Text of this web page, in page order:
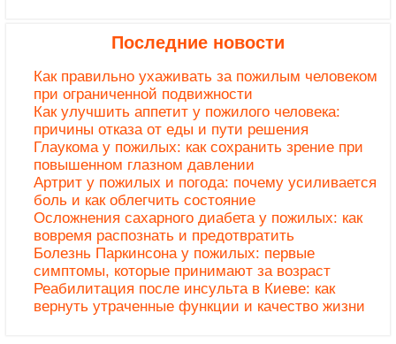
Последние новости
Как правильно ухаживать за пожилым человеком
при ограниченной подвижности
Как улучшить аппетит у пожилого человека:
причины отказа от еды и пути решения
Глаукома у пожилых: как сохранить зрение при
повышенном глазном давлении
Артрит у пожилых и погода: почему усиливается
боль и как облегчить состояние
Осложнения сахарного диабета у пожилых: как
вовремя распознать и предотвратить
Болезнь Паркинсона у пожилых: первые
симптомы, которые принимают за возраст
Реабилитация после инсульта в Киеве: как
вернуть утраченные функции и качество жизни